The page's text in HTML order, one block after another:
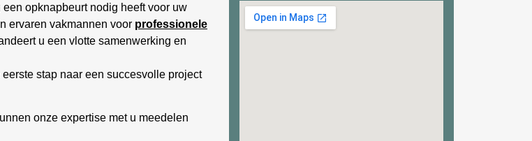
opknapbeurt nodig heeft voor uw
ervaren vakmannen voor professionele
u een vlotte samenwerking en
stap naar een succesvolle project
onze expertise met u meedelen